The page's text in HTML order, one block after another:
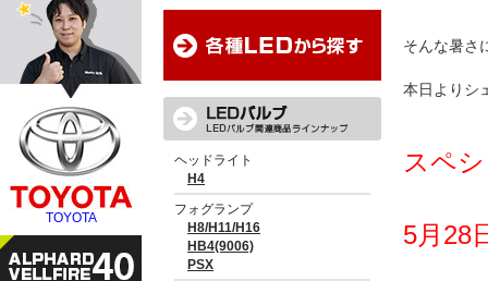
そんな暑さ
本日よりシ
スペ
5月28